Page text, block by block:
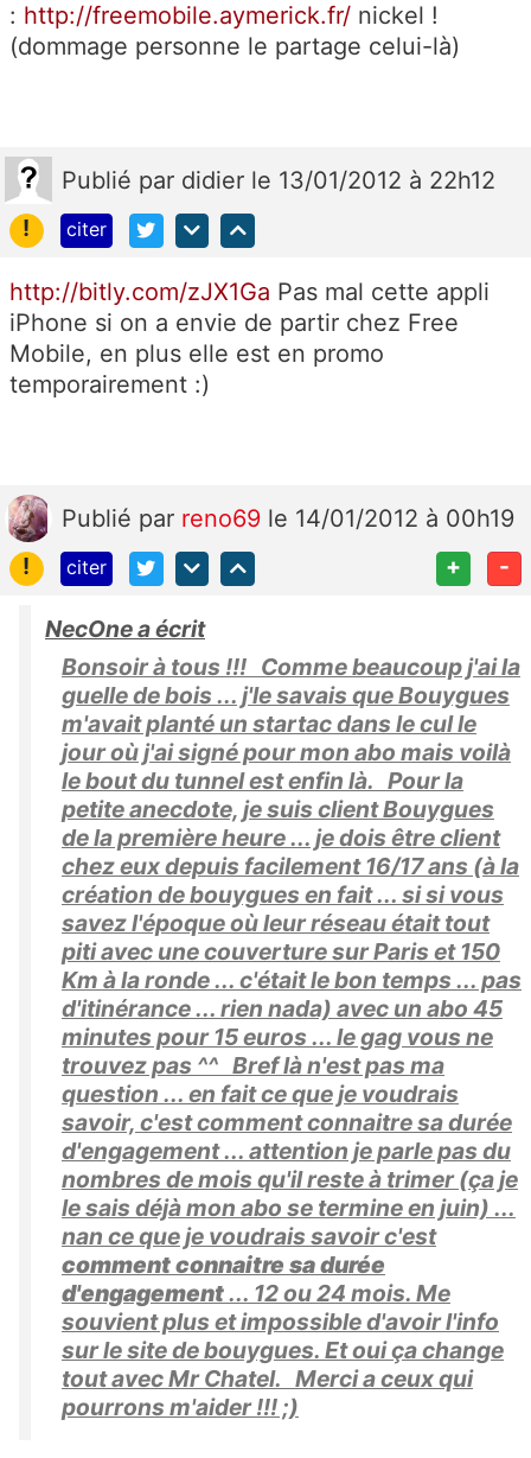
: http://freemobile.aymerick.fr/ nickel !
(dommage personne le partage celui-là)
Publié par didier le 13/01/2012 à 22h12
!
citer
http://bitly.com/zJX1Ga Pas mal cette appli
iPhone si on a envie de partir chez Free
Mobile, en plus elle est en promo
temporairement :)
Publié par reno69 le 14/01/2012 à 00h19
!
citer + -
NecOne a écrit
Bonsoir à tous !!! Comme beaucoup j'ai la
guelle de bois ... j'le savais que Bouygues
m'avait planté un startac dans le cul le
jour où j'ai signé pour mon abo mais voilà
le bout du tunnel est enfin là. Pour la
petite anecdote, je suis client Bouygues
de la première heure ... je dois être client
chez eux depuis facilement 16/17 ans (à la
création de bouygues en fait ... si si vous
savez l'époque où leur réseau était tout
piti avec une couverture sur Paris et 150
Km à la ronde ... c'était le bon temps ... pas
d'itinérance ... rien nada) avec un abo 45
minutes pour 15 euros ... le gag vous ne
trouvez pas ^^ Bref là n'est pas ma
question ... en fait ce que je voudrais
savoir, c'est comment connaitre sa durée
d'engagement ... attention je parle pas du
nombres de mois qu'il reste à trimer (ça je
le sais déjà mon abo se termine en juin) ...
nan ce que je voudrais savoir c'est
comment connaitre sa durée
d'engagement... 12 ou 24 mois. Me
souvient plus et impossible d'avoir l'info
sur le site de bouygues. Et oui ça change
tout avec Mr Chatel. Merci a ceux qui
pourrons m'aider !!! ;)